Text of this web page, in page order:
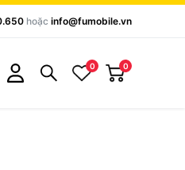
hoặc info@fumobile.vn
0 0